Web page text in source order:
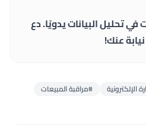
تحليل البيانات يدويًا. دع
عنك!
الإلكترونية
#مراقبة المبيعات